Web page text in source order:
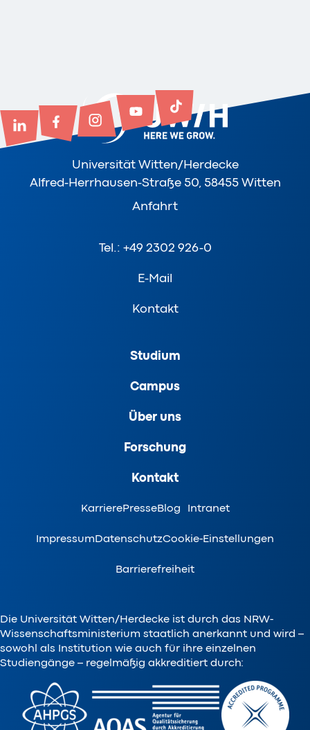
Universität Witten/Herdecke
Alfred-Herrhausen-Straße 50, 58455 Witten
Anfahrt
Tel.: +49 2302 926-0
E-Mail
Kontakt
Studium
Campus
Über uns
Forschung
Kontakt
KarrierePresseBlog Intranet
ImpressumDatenschutzCookie-Einstellungen
Barrierefreiheit
Die Universität Witten/Herdecke ist durch das NRW-
Wissenschaftsministerium staatlich anerkannt und wird –
sowohl als Institution wie auch für ihre einzelnen
Studiengänge – regelmäßig akkreditiert durch: